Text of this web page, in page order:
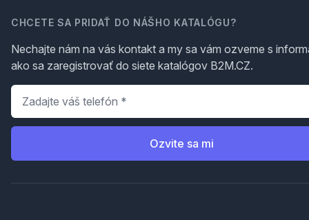
CHCETE SA PRIDAŤ DO NÁŠHO KATALÓGU?
Nechajte nám na vás kontakt a my sa vám ozveme s
ako sa zaregistrovať do siete katalógov B2M.CZ.
Telefón
Ozvite sa mi